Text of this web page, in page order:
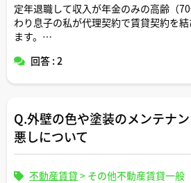
定年退職して収入が年金のみの高齢（
わり息子の私が代理契約で賃貸契約を
ます。
親が住む物件は息子の私の世帯が入居
こういう事例は宅建士さんからすると
契約締結にあたりアドバイスよろしくお
回答 : 2
Q.外壁の色や塗装のメンテナ
悪しについて
不動産賃貸 > その他不動産賃貸一般